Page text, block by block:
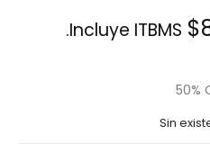
$
El
actual
Incluye ITBMS.
50%
Sin